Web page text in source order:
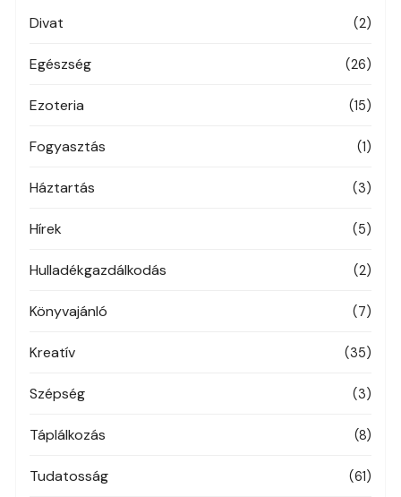
Divat (2)
Egészség (26)
Ezoteria (15)
Fogyasztás (1)
Háztartás (3)
Hírek (5)
Hulladékgazdálkodás (2)
Könyvajánló (7)
Kreatív (35)
Szépség (3)
Táplálkozás (8)
Tudatosság (61)